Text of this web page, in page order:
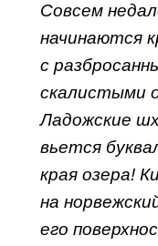
Совсем
начинаются
с
скалистыми
Ладожские
вьется
края озера!
на
его